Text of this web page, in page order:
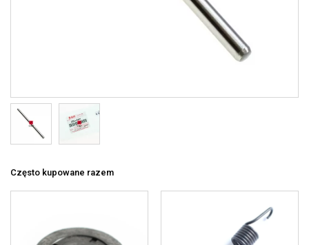
Często kupowane razem